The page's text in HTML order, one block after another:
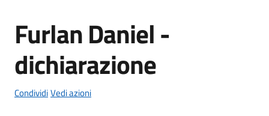
Vivere
l'Unione
Furlan Daniel -
dichiarazione
CondividiVedi azioni